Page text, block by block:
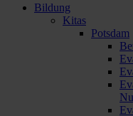
Bildung
Kitas
Potsdam